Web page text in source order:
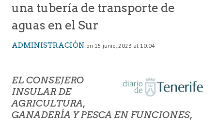
una tubería de transporte de
aguas en el Sur
ADMINISTRACIÓN on 15 junio, 2023 at 10:04
EL CONSEJERO
INSULAR DE
AGRICULTURA,
GANADERÍA Y PESCA EN FUNCIONES,